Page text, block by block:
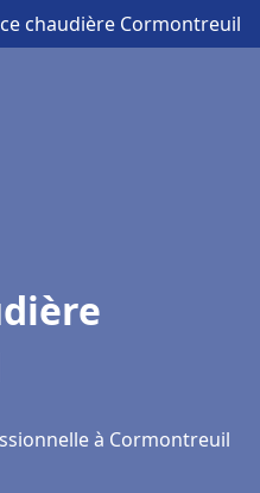
chaudière Cormontreuil
à Cormontreuil